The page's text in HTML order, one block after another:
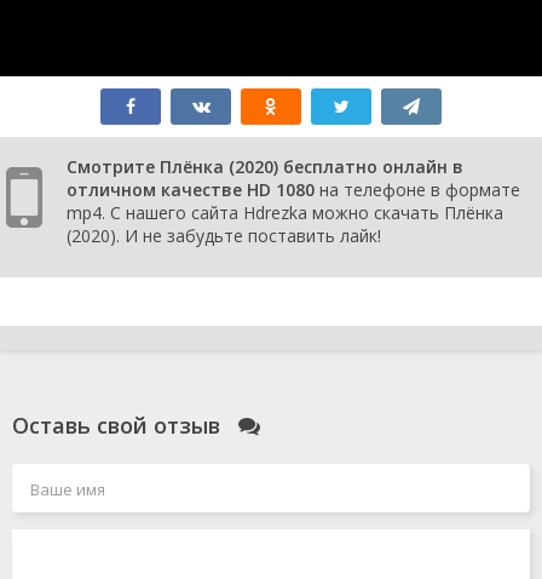
Смотрите Плёнка (2020) бесплатно онлайн в
отличном качестве HD 1080 на телефоне в формате
mp4. С нашего сайта Hdrezka можно скачать Плёнка
(2020). И не забудьте поставить лайк!
Оставь свой отзыв